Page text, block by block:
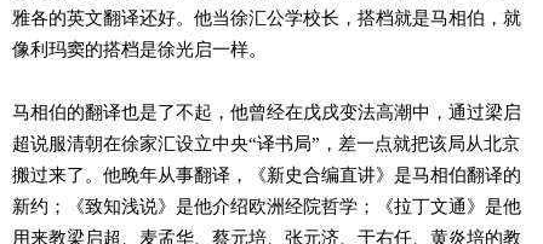
雅各的英文翻译还好。他当徐汇公学校长，搭档就是马相伯，就
像利玛窦的搭档是徐光启一样。
马相伯的翻译也是了不起，他曾经在戊戌变法高潮中，通过梁启
超说服清朝在徐家汇设立中央“译书局”，差一点就把该局从北京
搬过来了。他晚年从事翻译，《新史合编直讲》是马相伯翻译的
新约；《致知浅说》是他介绍欧洲经院哲学；《拉丁文通》是他
用来教梁启超、麦孟华、蔡元培、张元济、于右任、黄炎培的教